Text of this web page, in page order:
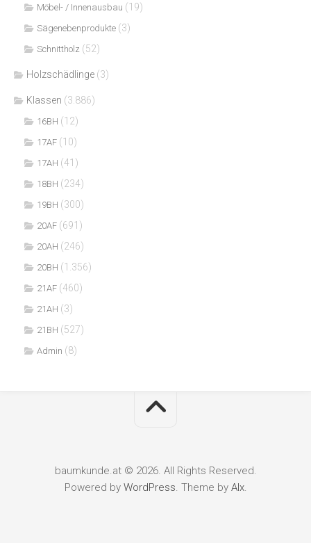
Möbel- / Innenausbau (19)
Sägenebenprodukte (3)
Schnittholz (52)
Holzschädlinge (3)
Klassen (3.886)
16BH (12)
17AF (10)
17AH (41)
18BH (234)
19BH (300)
20AF (691)
20AH (246)
20BH (1.356)
21AF (460)
21AH (3)
21BH (527)
Admin (8)
baumkunde.at © 2026. All Rights Reserved.
Powered by WordPress. Theme by Alx.